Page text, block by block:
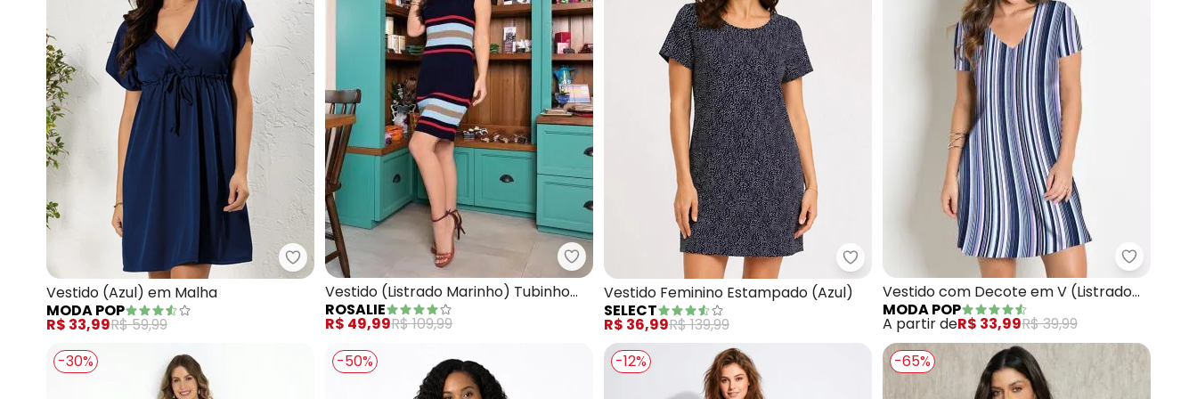
Moda Pop - Vestido (Azul) em Malha
Vestido (Azul) em Malha
MODA POP
R$ 33,99R$ 59,99
Rosalie - Vestido (Listrado Marinho) Tubinho em Tricô
Vestido (Listrado Marinho) Tubinho
em Tricô
ROSALIE
R$ 49,99R$ 109,99
Select - Vestido Feminino Estampado (Azul)
Vestido Feminino Estampado (Azul)
SELECT
R$ 36,99R$ 139,99
Moda
Vestido com Decote em V (Listrado
Azul)
MODA POP
A partir deR$ 33,99R$ 39,99
-30%
-50% -12% -65%